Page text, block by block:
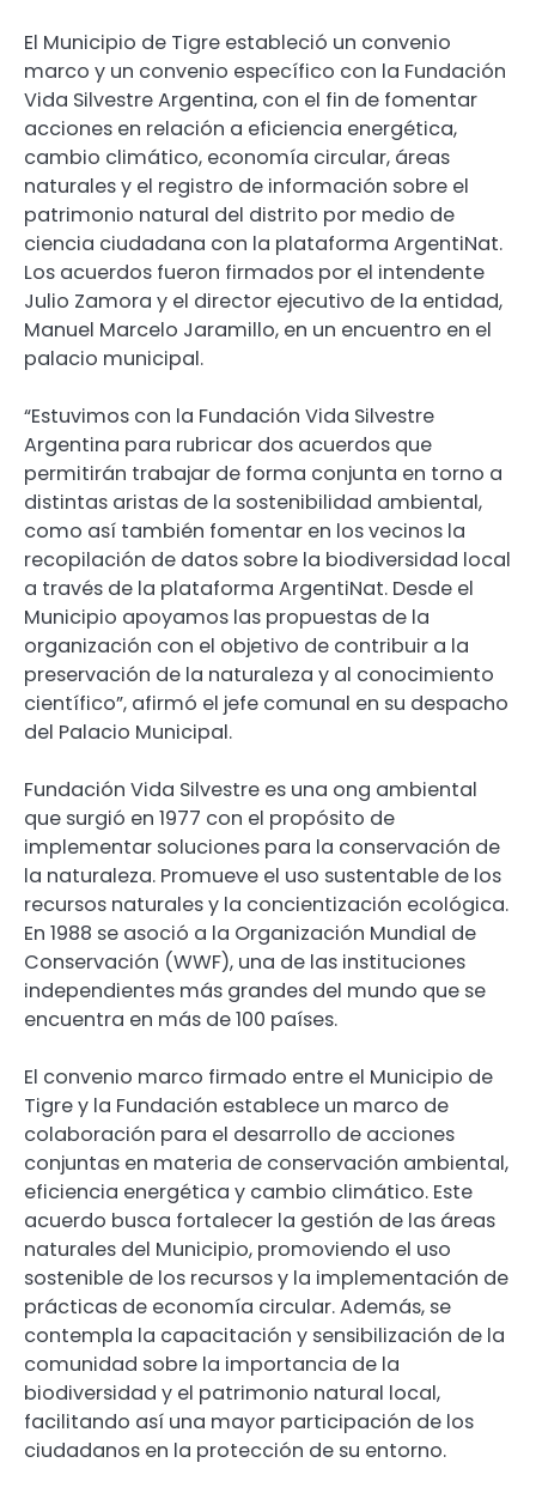
El Municipio de Tigre estableció un convenio
marco y un convenio específico con la Fundación
Vida Silvestre Argentina, con el fin de fomentar
acciones en relación a eficiencia energética,
cambio climático, economía circular, áreas
naturales y el registro de información sobre el
patrimonio natural del distrito por medio de
ciencia ciudadana con la plataforma ArgentiNat.
Los acuerdos fueron firmados por el intendente
Julio Zamora y el director ejecutivo de la entidad,
Manuel Marcelo Jaramillo, en un encuentro en el
palacio municipal.
“Estuvimos con la Fundación Vida Silvestre
Argentina para rubricar dos acuerdos que
permitirán trabajar de forma conjunta en torno a
distintas aristas de la sostenibilidad ambiental,
como así también fomentar en los vecinos la
recopilación de datos sobre la biodiversidad local
a través de la plataforma ArgentiNat. Desde el
Municipio apoyamos las propuestas de la
organización con el objetivo de contribuir a la
preservación de la naturaleza y al conocimiento
científico”, afirmó el jefe comunal en su despacho
del Palacio Municipal.
Fundación Vida Silvestre es una ong ambiental
que surgió en 1977 con el propósito de
implementar soluciones para la conservación de
la naturaleza. Promueve el uso sustentable de los
recursos naturales y la concientización ecológica.
En 1988 se asoció a la Organización Mundial de
Conservación (WWF), una de las instituciones
independientes más grandes del mundo que se
encuentra en más de 100 países.
El convenio marco firmado entre el Municipio de
Tigre y la Fundación establece un marco de
colaboración para el desarrollo de acciones
conjuntas en materia de conservación ambiental,
eficiencia energética y cambio climático. Este
acuerdo busca fortalecer la gestión de las áreas
naturales del Municipio, promoviendo el uso
sostenible de los recursos y la implementación de
prácticas de economía circular. Además, se
contempla la capacitación y sensibilización de la
comunidad sobre la importancia de la
biodiversidad y el patrimonio natural local,
facilitando así una mayor participación de los
ciudadanos en la protección de su entorno.